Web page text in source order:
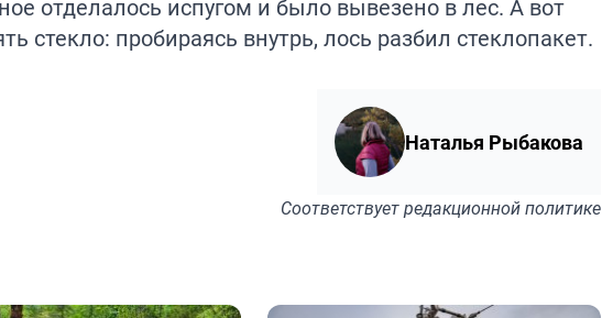
отделалось испугом и было вывезено в лес. А вот
стекло: пробираясь внутрь, лось разбил стеклопакет.
Наталья Рыбакова
Соответствуетредакционной политике